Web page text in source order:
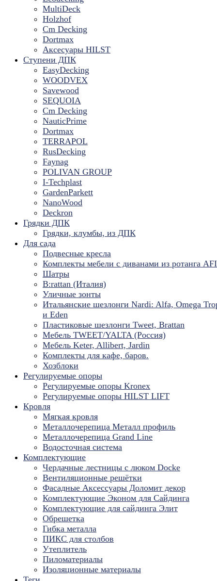
MultiDeck
Holzhof
Cm Decking
Dortmax
Аксесуары HILST
Ступени ДПК
EasyDecking
WOODVEX
Savewood
SEQUOIA
Cm Decking
NauticPrime
Dortmax
TERRAPOL
RusDecking
Faynag
POLIVAN GROUP
I-Techplast
GardenParkett
NanoWood
Deckron
Грядки ДПК
Грядки, клумбы, из ДПК
Для сада
Подвесные кресла
Комплекты мебели с диванами из ротанга
Шатры
B:rattan (Италия)
Уличные зонты
Итальянские шезлонги Nardi: Alfa, Omega
и Eden
Пластиковые шезлонги Tweet, Brattan
Мебель TWEET/YALTA (Россия)
Мебель Keter, Allibert, Jardin
Комплекты для кафе, баров.
Хозблоки
Регулируемые опоры
Регулируемые опоры Kronex
Регулируемые опоры HILST LIFT
Кровля
Мягкая кровля
Металлочерепица Металл профиль
Металлочерепица Grand Line
Водосточная система
Комплектующие
Чердачные лестницы с люком Docke
Вентиляционные решётки
Фасадные Аксессуары Доломит декор
Комплектующие Эконом для Сайдинга
Комплектующие для cайдинга Элит
Обрешетка
Гибка металла
ПИКС для столбов
Утеплитель
Пиломатериалы
Изоляционные материалы